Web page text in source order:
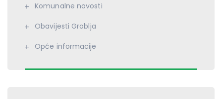
Komunalne novosti
Obavijesti Groblja
Opće informacije